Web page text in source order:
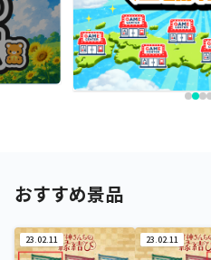
おすすめ景品
23.02.11 23.02.11